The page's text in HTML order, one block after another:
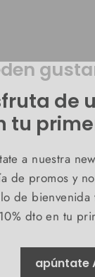
de
tu
a nuestra
de promos y
de bienvenida
10% dto en tu
apúntate